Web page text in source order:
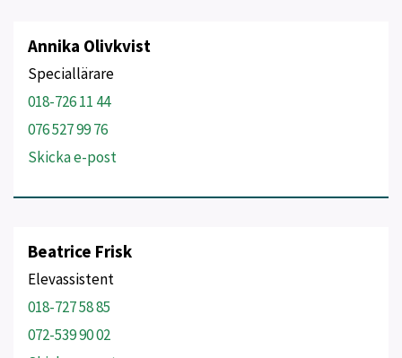
Annika Olivkvist
Speciallärare
018-726 11 44
076 527 99 76
Skicka e-post
Beatrice Frisk
Elevassistent
018-727 58 85
072-539 90 02